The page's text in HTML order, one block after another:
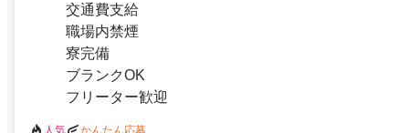
交通費支給
職場内禁煙
寮完備
ブランクOK
フリーター歓迎
人気 かんたん応募